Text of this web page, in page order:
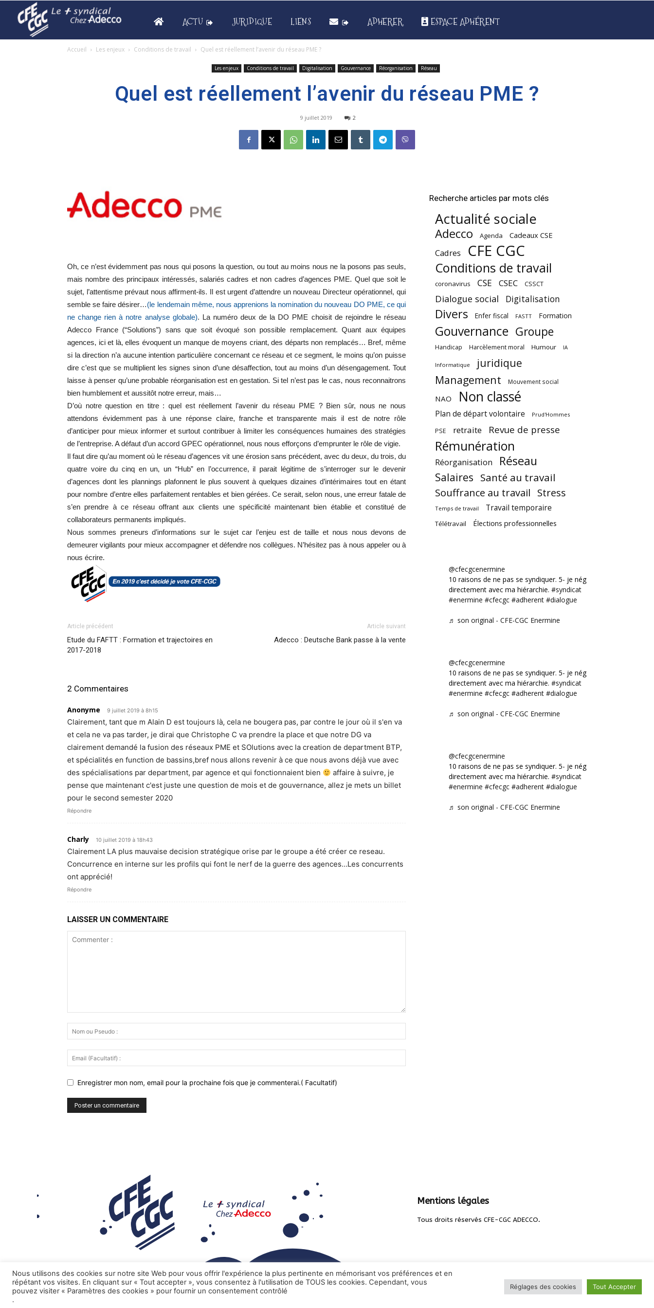
ACTU JURIDIQUE LIENS ADHERER ESPACE ADHÉRENT
Accueil Les enjeux Conditions de travail Quel est réellement l’avenir du réseau PME ?
Les enjeux Conditions de travail Digitalisation Gouvernance Réorganisation Réseau
Quel est réellement l’avenir du réseau PME ?
9 juillet 2019 2
Oh, ce n’est évidemment pas nous qui posons la question, ou tout au moins nous ne la posons pas seuls,
mais nombre des principaux intéressés, salariés cadres et non cadres d’agences PME. Quel que soit le
sujet, l’attentisme prévaut nous affirment-ils. Il est urgent d’attendre un nouveau Directeur opérationnel, qui
semble se faire désirer…(le lendemain même, nous apprenions la nomination du nouveau DO PME, ce qui
ne change rien à notre analyse globale). La numéro deux de la DO PME choisit de rejoindre le réseau
Adecco France (“Solutions”) sans que soit évoqué son possible remplacement. Quant aux équipes
agences, ici et là, elles évoquent un manque de moyens criant, des départs non remplacés… Bref, même
si la direction n’a aucune intention particulière concernant ce réseau et ce segment, le moins qu’on puisse
dire c’est que se multiplient les signes sinon d’une désaffection, tout au moins d’un désengagement. Tout
laisse à penser qu’une probable réorganisation est en gestation. Si tel n’est pas le cas, nous reconnaitrons
bien humblement et aussitôt notre erreur, mais…
D’où notre question en titre : quel est réellement l’avenir du réseau PME ? Bien sûr, nous ne nous
attendons évidemment pas à une réponse claire, franche et transparente mais il est de notre rôle
d’anticiper pour mieux informer et surtout contribuer à limiter les conséquences humaines des stratégies
de l’entreprise. A défaut d’un accord GPEC opérationnel, nous nous efforçons d’emprunter le rôle de vigie.
Il faut dire qu’au moment où le réseau d’agences vit une érosion sans précédent, avec du deux, du trois, du
quatre voire du cinq en un, un “Hub” en l’occurrence, il parait légitime de s’interroger sur le devenir
d’agences dont les plannings plafonnent le plus souvent à quelques dizaines d’intérimaires tout en étant
pour nombre d’entre elles parfaitement rentables et bien gérées. Ce serait, selon nous, une erreur fatale de
s’en prendre à ce réseau offrant aux clients une spécificité maintenant bien établie et constitué de
collaborateurs permanents impliqués.
Nous sommes preneurs d’informations sur le sujet car l’enjeu est de taille et nous nous devons de
demeurer vigilants pour mieux accompagner et défendre nos collègues. N’hésitez pas à nous appeler ou à
nous écrire.
Article précédent
Etude du FAFTT : Formation et trajectoires en
2017-2018
Article suivant
Adecco : Deutsche Bank passe à la vente
2 Commentaires
Anonyme 9 juillet 2019 à 8h15
Clairement, tant que m Alain D est toujours là, cela ne bougera pas, par contre le jour où il s'en va
et cela ne va pas tarder, je dirai que Christophe C va prendre la place et que notre DG va
clairement demandé la fusion des réseaux PME et SOlutions avec la creation de department BTP,
et spécialités en function de bassins,bref nous allons revenir à ce que nous avons déjà vue avec
des spécialisations par department, par agence et qui fonctionnaient bien
affaire à suivre, je
pense que maintenant c'est juste une question de mois et de gouvernance, allez je mets un billet
pour le second semester 2020
Répondre
Charly 10 juillet 2019 à 18h43
Clairement LA plus mauvaise decision stratégique orise par le groupe a été créer ce reseau.
Concurrence en interne sur les profils qui font le nerf de la guerre des agences…Les concurrents
ont apprécié!
Répondre
LAISSER UN COMMENTAIRE
Enregistrer mon nom, email pour la prochaine fois que je commenterai.( Facultatif)
Recherche articles par mots clés
Actualité sociale
Adecco Agenda Cadeaux CSE
Cadres CFE CGC
Conditions de travail
coronavirus CSE CSEC CSSCT
Dialogue social Digitalisation
Divers Enfer fiscal FASTT Formation
Gouvernance Groupe
Handicap Harcèlement moral Humour IA
Informatique
juridique
Management
Mouvement social
NAO Non classé
Plan de départ volontaire Prud'Hommes
PSE retraite Revue de presse
Rémunération
Réorganisation Réseau
Salaires Santé au travail
Souffrance au travail Stress
Temps de travail Travail temporaire
Télétravail Élections professionnelles
@cfecgcenermine
10 raisons de ne pas se syndiquer. 5- je négocie
directement avec ma hiérarchie. #syndicat
#enermine #cfecgc #adherent #dialogue
♬ son original - CFE-CGC Enermine
@cfecgcenermine
10 raisons de ne pas se syndiquer. 5- je négocie
directement avec ma hiérarchie. #syndicat
#enermine #cfecgc #adherent #dialogue
♬ son original - CFE-CGC Enermine
@cfecgcenermine
10 raisons de ne pas se syndiquer. 5- je négocie
directement avec ma hiérarchie. #syndicat
#enermine #cfecgc #adherent #dialogue
♬ son original - CFE-CGC Enermine
Mentions légales
Tous droits réservés CFE-CGC ADECCO.
Nous utilisons des cookies sur notre site Web pour vous offrir l'expérience la plus pertinente en mémorisant vos préférences et en
répétant vos visites. En cliquant sur « Tout accepter », vous consentez à l'utilisation de TOUS les cookies. Cependant, vous
pouvez visiter « Paramètres des cookies » pour fournir un consentement contrôlé
.
Réglages des cookies Tout Accepter